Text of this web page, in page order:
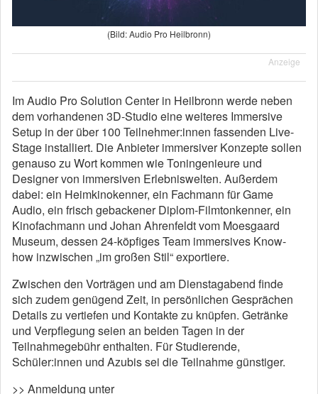
(Bild: Audio Pro Heilbronn)
Anzeige
Im Audio Pro Solution Center in Heilbronn werde neben
dem vorhandenen 3D-Studio eine weiteres Immersive
Setup in der über 100 Teilnehmer:innen fassenden Live-
Stage installiert. Die Anbieter immersiver Konzepte sollen
genauso zu Wort kommen wie Toningenieure und
Designer von immersiven Erlebniswelten. Außerdem
dabei: ein Heimkinokenner, ein Fachmann für Game
Audio, ein frisch gebackener Diplom-Filmtonkenner, ein
Kinofachmann und Johan Ahrenfeldt vom Moesgaard
Museum, dessen 24-köpfiges Team immersives Know-
how inzwischen „im großen Stil“ exportiere.
Zwischen den Vorträgen und am Dienstagabend finde
sich zudem genügend Zeit, in persönlichen Gesprächen
Details zu vertiefen und Kontakte zu knüpfen. Getränke
und Verpflegung seien an beiden Tagen in der
Teilnahmegebühr enthalten. Für Studierende,
Schüler:innen und Azubis sei die Teilnahme günstiger.
>> Anmeldung unter